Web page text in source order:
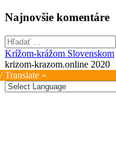
Najnovšie komentáre
Hľadať:
Krížom-krážom Slovenskom
krizom-krazom.online 2020
Translate »